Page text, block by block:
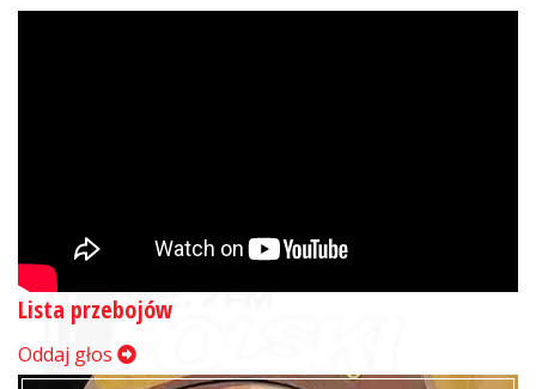
Lista przebojów
Oddaj głos